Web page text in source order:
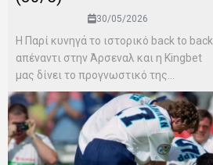
30/05/2026
Η Παρί κυνηγά το ιστορικό back to back
απέναντι στην Άρσεναλ και η Kingbet
μας δίνει το προγνωστικό της...